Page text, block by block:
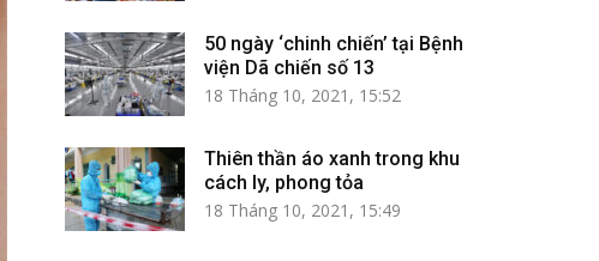
50 ngày ‘chinh chiến’ tại Bệnh
viện Dã chiến số 13
18 Tháng 10, 2021, 15:52
Thiên thần áo xanh trong khu
cách ly, phong tỏa
18 Tháng 10, 2021, 15:49